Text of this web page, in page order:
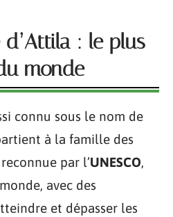
: le plus
monde
connu sous le nom de
à la famille des
par l’UNESCO,
avec des
et dépasser les